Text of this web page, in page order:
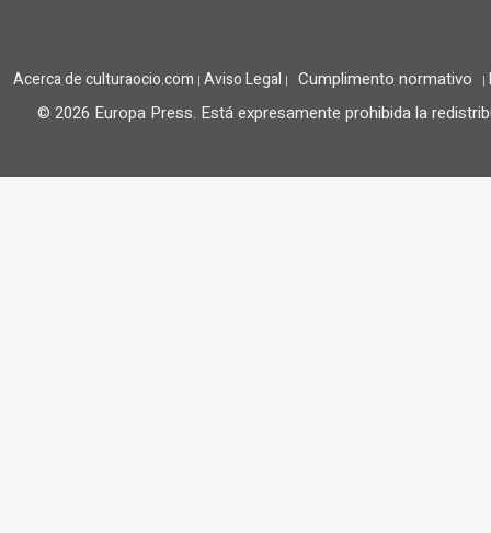
Acerca de culturaocio.com | Aviso Legal | Cumplimento normativo |
© 2026 Europa Press. Está expresamente prohibida la